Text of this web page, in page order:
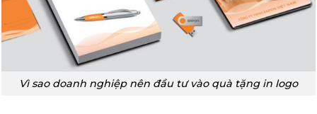
Vì sao doanh nghiệp nên đầu tư vào quà tặng in logo